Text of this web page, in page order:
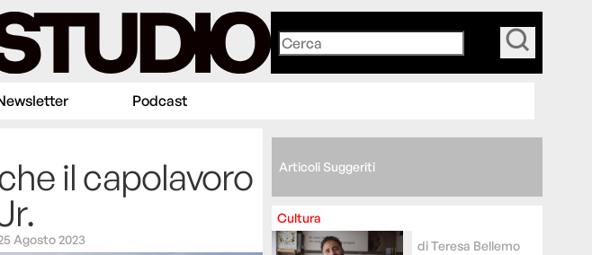
Podcast
il capolavoro
Agosto 2023
Articoli Suggeriti
Cultura
diTeresa Bellemo